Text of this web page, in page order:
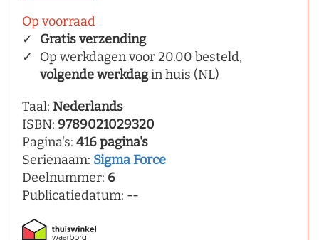
Op voorraad
Gratis verzending
Op werkdagen voor 20.00 besteld,
volgende werkdagin huis (NL)
Taal: Nederlands
ISBN: 9789021029320
Pagina's: 416 pagina's
Serienaam: Sigma Force
Deelnummer: 6
Publicatiedatum: --